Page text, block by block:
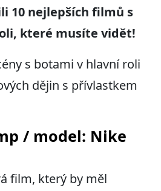
10 nejlepších filmů s
které musíte vidět!
s botami v hlavní roli
dějin s přívlastkem
/ model: Nike
film, který by měl